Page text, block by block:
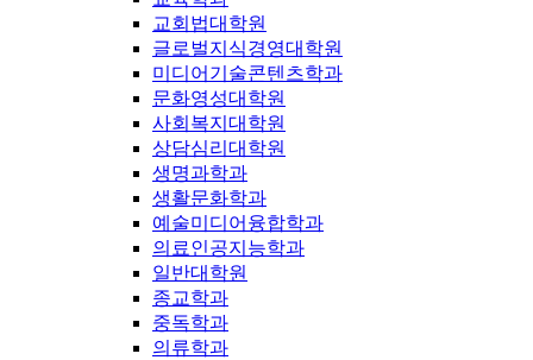
교회법대학원
글로벌지식경영대학원
미디어기술콘텐츠학과
문화영성대학원
사회복지대학원
상담심리대학원
생명과학과
생활문화학과
예술미디어융합학과
의료인공지능학과
일반대학원
종교학과
중독학과
의류학과